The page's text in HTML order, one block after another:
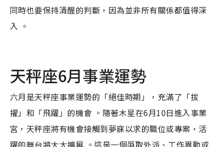
同時也要保持清醒的判斷，因為並非所有關係都值得深
入 。
天秤座6月事業運勢
六月是天秤座事業運勢的「絕佳時期」，充滿了「拔
擢」和「飛躍」的機會 。隨著木星在6月10日進入事業
宮，天秤座將有機會接觸到夢寐以求的職位或專案，活